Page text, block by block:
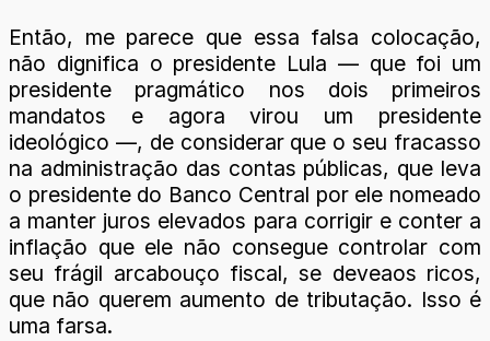
Então, me parece que essa falsa colocação,
não dignifica o presidente Lula — que foi um
presidente pragmático nos dois primeiros
mandatos e agora virou um presidente
ideológico —, de considerar que o seu fracasso
na administração das contas públicas, que leva
o presidente do Banco Central por ele nomeado
a manter juros elevados para corrigir e conter a
inflação que ele não consegue controlar com
seu frágil arcabouço fiscal, se deveaos ricos,
que não querem aumento de tributação. Isso é
uma farsa.